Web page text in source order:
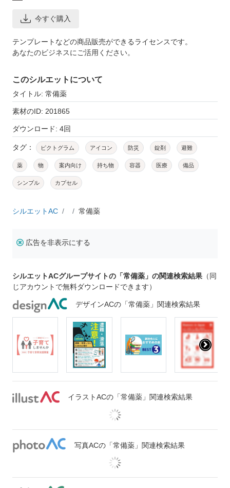
今すぐ購入
テンプレートなどの商品販売ができるライセンスです。
あなたのビジネスにご活用ください。
このシルエットについて
タイトル: 常備薬
素材のID: 201865
ダウンロード: 4回
タグ： ピクトグラム アイコン 防災 錠剤 避難
薬 物 案内向け 持ち物 容器 医療 備品
シンプル カプセル
シルエットAC 常備薬
広告を非表示にする
シルエットACグループサイトの「常備薬」の関連検索結果 （同
じアカウントで無料ダウンロードできます）
デザインACの「常備薬」関連検索結果
イラストACの「常備薬」関連検索結果
写真ACの「常備薬」関連検索結果